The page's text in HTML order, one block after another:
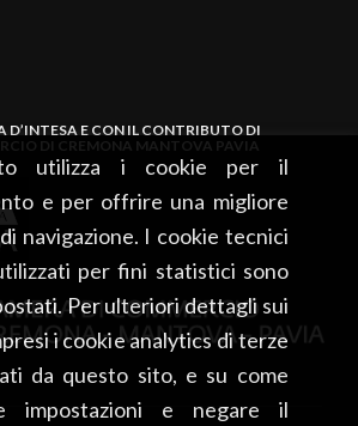
utilizza i cookie per il
e per offrire una migliore
navigazione. I cookie tecnici
per fini statistici sono
Per ulteriori dettagli sui
i cookie analytics di terze
da questo sito, e su come
impostazioni e negare il
D’INTESA E CON IL CONTRIBUTO DI
DI CREMONA MANTOVA PAVIA